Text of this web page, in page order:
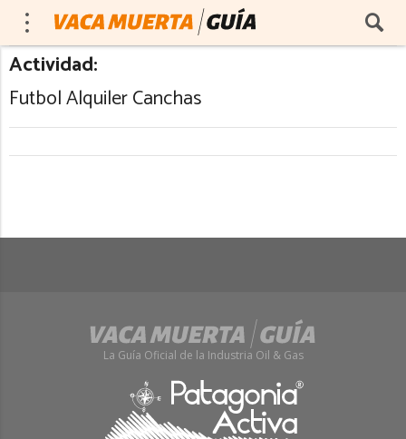
Actividad:
Futbol Alquiler Canchas
La Guía Oficial de la Industria Oil & Gas